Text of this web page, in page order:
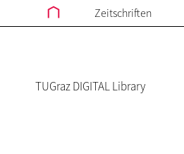
Zeitschriften
TUGraz DIGITAL Library